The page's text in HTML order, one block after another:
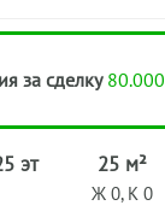
за сделку 80.000
эт 25 м²
Ж 0, К 0